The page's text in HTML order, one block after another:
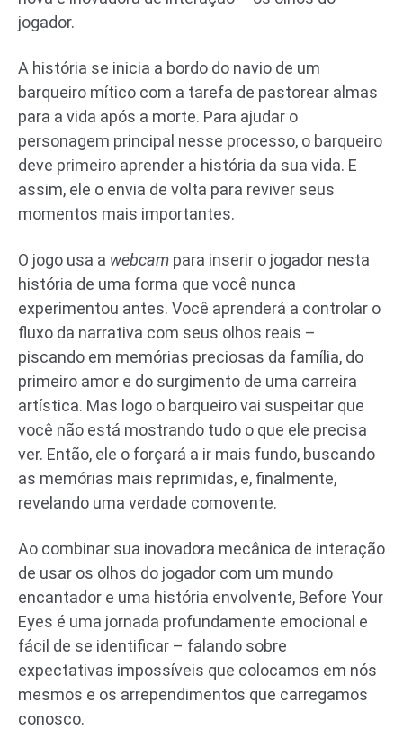
jogador.
A história se inicia a bordo do navio de um
barqueiro mítico com a tarefa de pastorear almas
para a vida após a morte. Para ajudar o
personagem principal nesse processo, o barqueiro
deve primeiro aprender a história da sua vida. E
assim, ele o envia de volta para reviver seus
momentos mais importantes.
O jogo usa a webcam para inserir o jogador nesta
história de uma forma que você nunca
experimentou antes. Você aprenderá a controlar o
fluxo da narrativa com seus olhos reais –
piscando em memórias preciosas da família, do
primeiro amor e do surgimento de uma carreira
artística. Mas logo o barqueiro vai suspeitar que
você não está mostrando tudo o que ele precisa
ver. Então, ele o forçará a ir mais fundo, buscando
as memórias mais reprimidas, e, finalmente,
revelando uma verdade comovente.
Ao combinar sua inovadora mecânica de interação
de usar os olhos do jogador com um mundo
encantador e uma história envolvente, Before Your
Eyes é uma jornada profundamente emocional e
fácil de se identificar – falando sobre
expectativas impossíveis que colocamos em nós
mesmos e os arrependimentos que carregamos
conosco.